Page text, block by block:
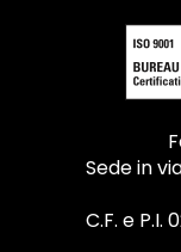
Sede in
C.F. e P.I.